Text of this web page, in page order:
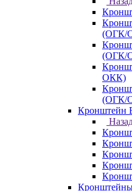
(ОГК/
(ОГК/
ОКК)
(ОГК/
Кронштейн